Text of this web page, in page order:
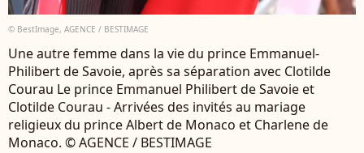
© BestImage, AGENCE / BESTIMAGE
Une autre femme dans la vie du prince Emmanuel-
Philibert de Savoie, après sa séparation avec Clotilde
Courau Le prince Emmanuel Philibert de Savoie et
Clotilde Courau - Arrivées des invités au mariage
religieux du prince Albert de Monaco et Charlene de
Monaco. © AGENCE / BESTIMAGE